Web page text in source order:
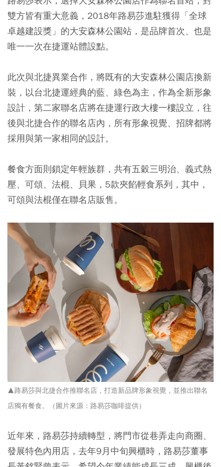
雙方皆有重大意義，2018年路易莎進駐獲得「全球
卓越建設獎」的大安森林公園站，是品牌首次、也是
唯一一次在捷運站體設點。
此次與北捷異業合作，將既有的大安森林公園店換新
裝，以台北捷運經典的藍、綠色為主，作為全新形象
設計，第二家聯名店將在捷運行政大樓一樓設立，往
後與北捷合作的聯名店內，所有形象視覺、招牌都將
採用與第一家相同的設計。
餐食方面則鎖定年輕族群，共有五穀三明治、義式熱
壓、可頌、法棍、貝果，5款夾餡輕食系列，其中，
可頌與法棍僅在聯名店販售。
▲路易莎與北捷合作推聯名店，打造新品牌形象視覺，並推出聯名
店獨有餐食。（圖片來源：路易莎咖啡提供）
近年來，路易莎持續轉型，將門市從巷弄走向商圈、
發展特色內用店，去年9月中旬興櫃時，路易莎董事